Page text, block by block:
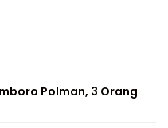
Polman, 3 Orang